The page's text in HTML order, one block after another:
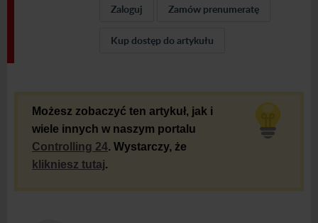
Zaloguj Zamów prenumeratę
Kup dostęp do artykułu
Możesz zobaczyć ten artykuł, jak i
wiele innych w naszym portalu
Controlling 24. Wystarczy, że
klikniesz tutaj.